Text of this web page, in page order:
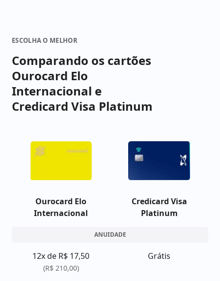
ESCOLHA O MELHOR
Comparando os cartões
Ourocard Elo
Internacional e
Credicard Visa Platinum
Ourocard Elo
Internacional
Credicard Visa
Platinum
ANUIDADE
12x de R$ 17,50
(R$ 210,00)
Grátis